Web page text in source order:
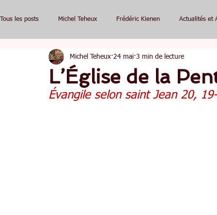
Tous les posts Michel Teheux Frédéric Kienen Actualités et
L’Église de la
Michel Teheux 24 mai 3 min de lecture
Évangile selon saint Jean 20,